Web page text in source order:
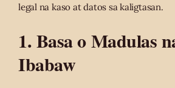
legal na kaso at datos sa kaligtasan.
1. Basa o Madulas
Ibabaw